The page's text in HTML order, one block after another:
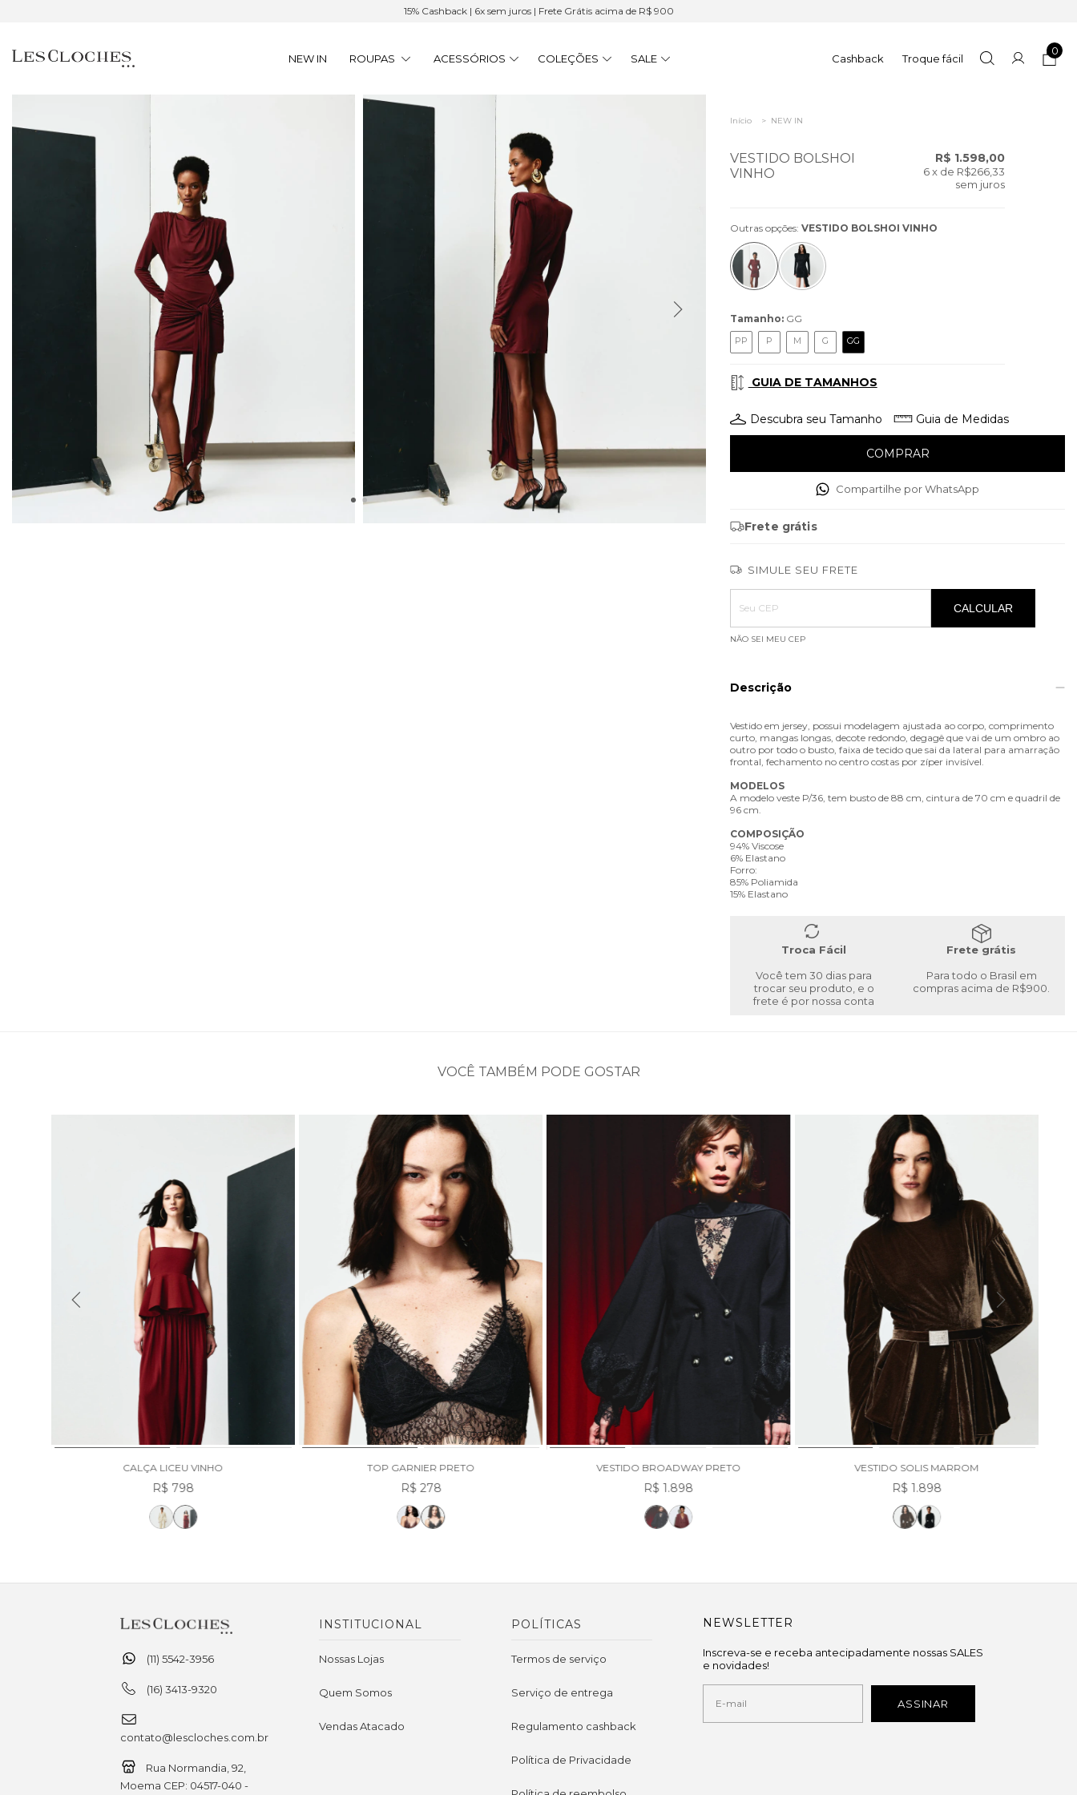
15% Cashback | 6x sem juros | Frete Grátis acima de R$ 900
NEW IN ROUPAS ACESSÓRIOS COLEÇÕES SALE Cashback Troque fácil
0
Início > NEW IN
VESTIDO BOLSHOI
VINHO
R$ 1.598,00
6 x de R$266,33
sem juros
Outras opções: VESTIDO BOLSHOI VINHO
Tamanho: GG
PP P M G GG
GUIA DE TAMANHOS
Descubra seu Tamanho Guia de Medidas
Compartilhe por WhatsApp
Frete grátis
SIMULE SEU FRETE
Entregas para o CEP:
ALTERAR CEP
CALCULAR
NÃO SEI MEU CEP
Descrição
Vestido em jersey, possui modelagem ajustada ao corpo, comprimento
curto, mangas longas, decote redondo, degagê que vai de um ombro ao
outro por todo o busto, faixa de tecido que sai da lateral para amarração
frontal, fechamento no centro costas por zíper invisível.
MODELOS
A modelo veste P/36, tem busto de 88 cm, cintura de 70 cm e quadril de
96 cm.
COMPOSIÇÃO
94% Viscose
6% Elastano
Forro:
85% Poliamida
15% Elastano
Troca Fácil
Você tem 30 dias para
trocar seu produto, e o
frete é por nossa conta
Frete grátis
Para todo o Brasil em
compras acima de R$900.
VOCÊ TAMBÉM PODE GOSTAR
CALÇA LICEU VINHO
R$ 798
TOP GARNIER PRETO
R$ 278
VESTIDO BROADWAY PRETO
R$ 1.898
VESTIDO SOLIS MARROM
R$ 1.898
(11) 5542-3956
(16) 3413-9320
contato@lescloches.com.br
Rua Normandia, 92,
Moema CEP: 04517-040 -
INSTITUCIONAL
Nossas Lojas
Quem Somos
Vendas Atacado
POLÍTICAS
Termos de serviço
Serviço de entrega
Regulamento cashback
Política de Privacidade
NEWSLETTER
Inscreva-se e receba antecipadamente nossas SALES
e novidades!